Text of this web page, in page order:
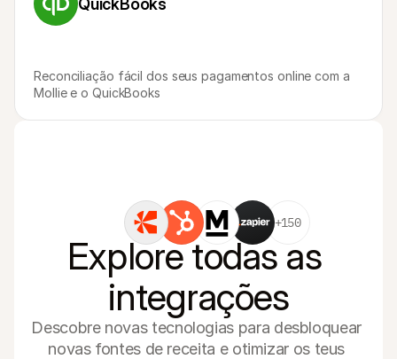
Reconciliação fácil dos seus pagamentos online com a
Mollie e o QuickBooks
+150
Explore todas as
integrações
Descobre novas tecnologias para desbloquear
novas fontes de receita e otimizar os teus